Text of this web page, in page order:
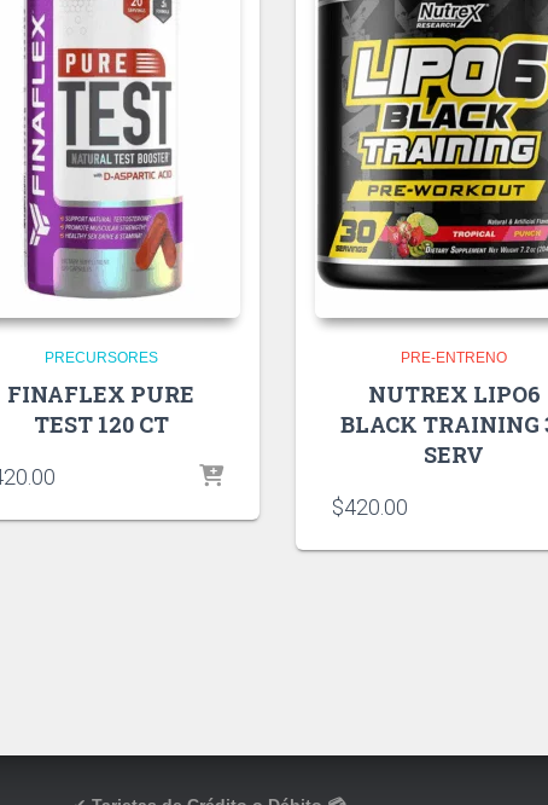
PRECURSORES
FINAFLEX PURE
TEST 120 CT
PRE-ENTRENO
NUTREX LIPO6
BLACK TRAINING
SERV
$420.00